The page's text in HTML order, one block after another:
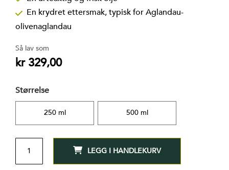
bildegalleri
En krydret ettersmak, typisk for Aglandau-
olivenaglandau
Så lav som
kr 329,00
Størrelse
250 ml 500 ml
ANTALL
LEGG I HANDLEKURV